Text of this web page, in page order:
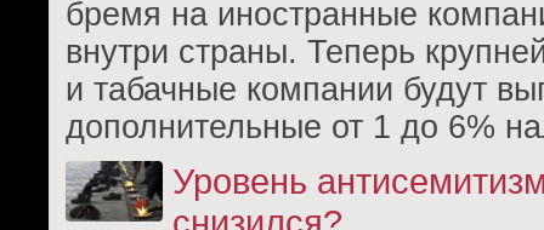
бремя на иностранные
внутри страны. Теперь
и табачные компании будут
дополнительные от 1 до 6%
Уровень